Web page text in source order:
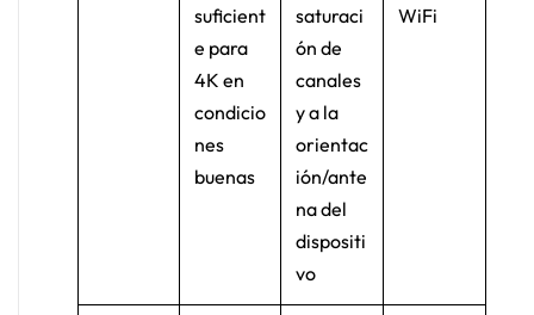
suficient
e para
4K en
condicio
nes
buenas
saturaci
ón de
canales
y a la
orientac
ión/ante
na del
dispositi
vo
WiFi